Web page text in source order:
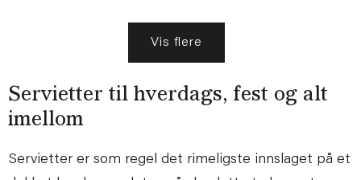
Vis flere
Servietter til hverdags, fest og alt
imellom
Servietter er som regel det rimeligste innslaget på et